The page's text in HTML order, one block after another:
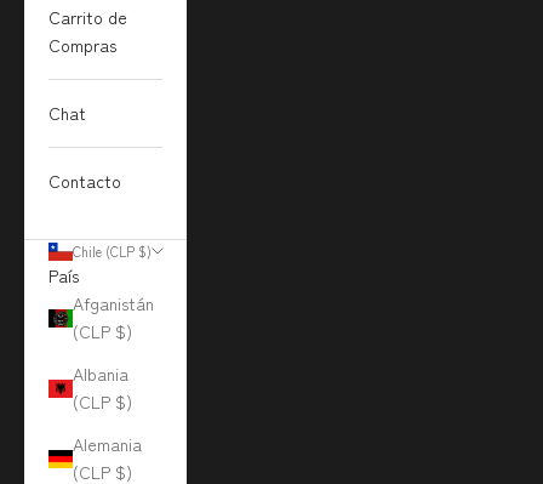
Carrito de
Compras
Chat
Contacto
Chile (CLP $)
País
Afganistán
(CLP $)
Albania
(CLP $)
Alemania
(CLP $)